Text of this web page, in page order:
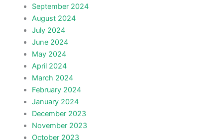
September 2024
August 2024
July 2024
June 2024
May 2024
April 2024
March 2024
February 2024
January 2024
December 2023
November 2023
October 2023